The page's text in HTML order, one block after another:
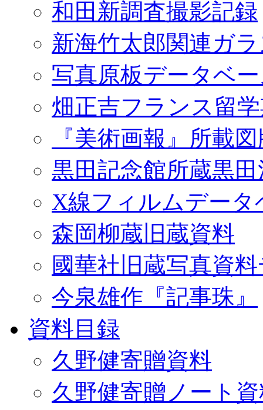
和田新調査撮影記録
新海竹太郎関連ガ
写真原板データベ
畑正吉フランス留
『美術画報』所載
黒田記念館所蔵黒
X線フィルムデータ
森岡柳蔵旧蔵資料
國華社旧蔵写真資
今泉雄作『記事珠』
資料目録
久野健寄贈資料
久野健寄贈ノート